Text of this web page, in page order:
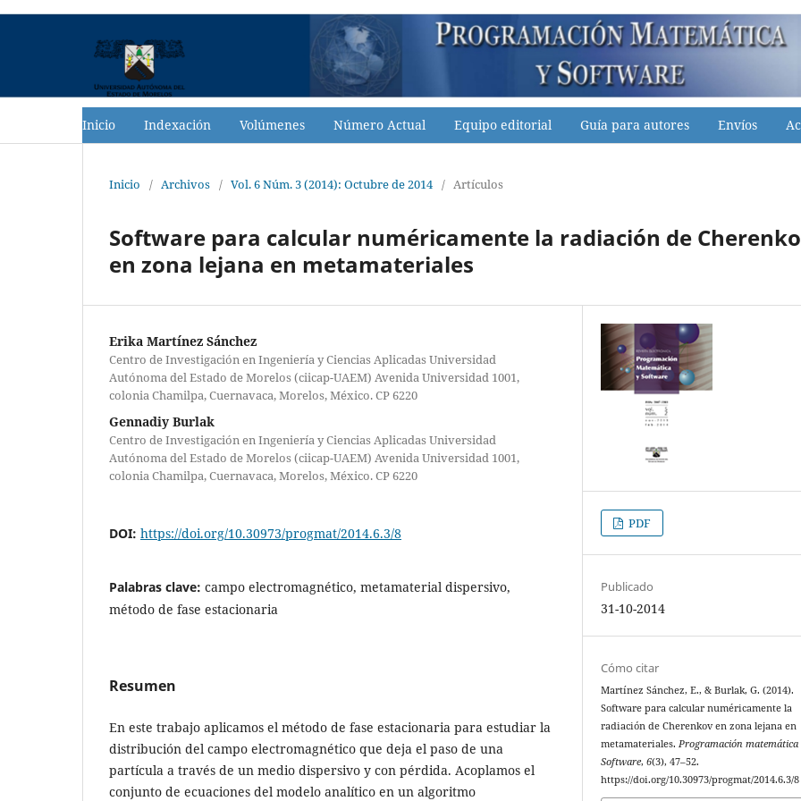
Inicio Indexación Volúmenes Número Actual Equipo editorial Guía para autores Envíos
Inicio / Archivos / Vol. 6 Núm. 3 (2014): Octubre de 2014 / Artículos
Software para calcular numéricamente la radiación de
en zona lejana en metamateriales
Erika Martínez Sánchez
Centro de Investigación en Ingeniería y Ciencias Aplicadas Universidad
Autónoma del Estado de Morelos (ciicap-UAEM) Avenida Universidad 1001,
colonia Chamilpa, Cuernavaca, Morelos, México. CP 6220
Gennadiy Burlak
Centro de Investigación en Ingeniería y Ciencias Aplicadas Universidad
Autónoma del Estado de Morelos (ciicap-UAEM) Avenida Universidad 1001,
colonia Chamilpa, Cuernavaca, Morelos, México. CP 6220
DOI: https://doi.org/10.30973/progmat/2014.6.3/8
Palabras clave: campo electromagnético, metamaterial dispersivo,
método de fase estacionaria
Resumen
En este trabajo aplicamos el método de fase estacionaria para estudiar la
distribución del campo electromagnético que deja el paso de una
partícula a través de un medio dispersivo y con pérdida. Acoplamos el
conjunto de ecuaciones del modelo analítico en un algoritmo
PDF
Publicado
31-10-2014
Cómo citar
Martínez Sánchez, E., & Burlak, G. (2014).
Software para calcular numéricamente la
radiación de Cherenkov en zona lejana en
metamateriales.Programación matemática
Software,6(3), 47–52.
https://doi.org/10.30973/progmat/2014.6.3/8